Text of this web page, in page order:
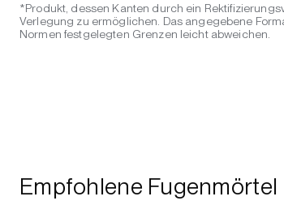
*Produkt, dessen Kanten durch ein
Verlegung zu ermöglichen. Das angegebene
Normen festgelegten Grenzen leicht abweichen.
Empfohlene Fugenmörtel